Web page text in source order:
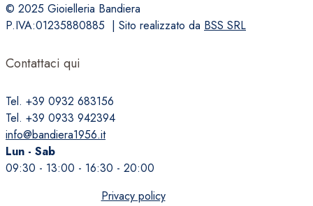
© 2025 Gioielleria Bandiera
P.IVA:01235880885 | Sito realizzato da BSS SRL
Contattaci qui
Tel. +39 0932 683156
Tel. +39 0933 942394
info@bandiera1956.it
Lun - Sab
09:30 - 13:00 - 16:30 - 20:00
Privacy policy